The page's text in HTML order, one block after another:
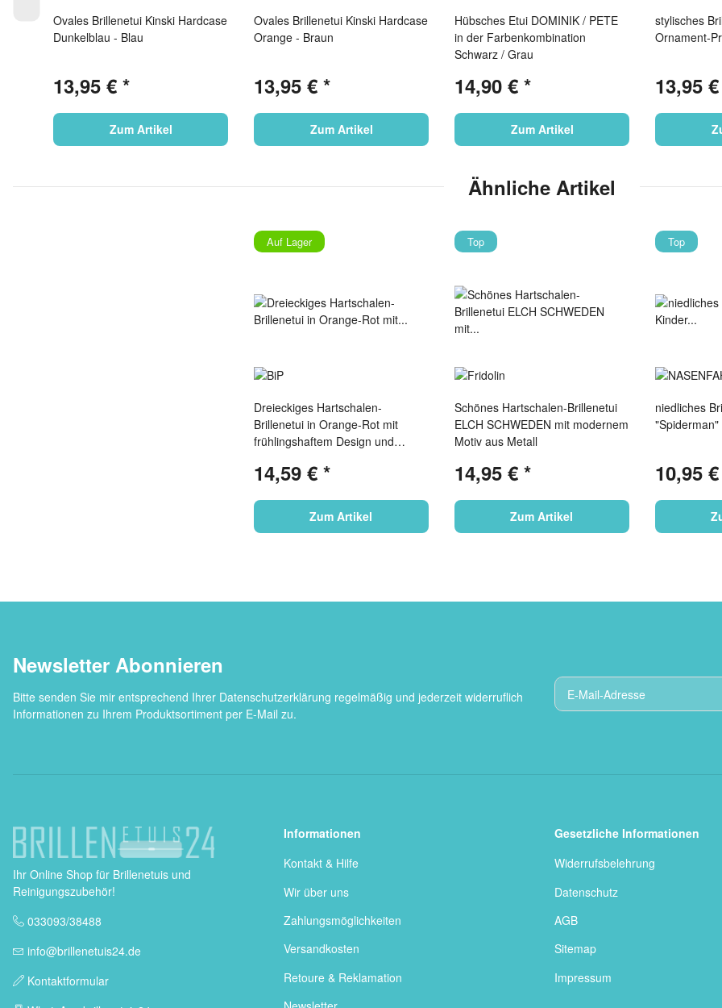
Ovales Brillenetui Kinski Hardcase
Dunkelblau - Blau
13,95 € *
Zum Artikel
Ovales Brillenetui Kinski Hardcase
Orange - Braun
13,95 € *
Zum Artikel
Hübsches Etui DOMINIK / PETE
in der Farbenkombination
Schwarz / Grau
14,90 € *
Zum Artikel
stylisches
13,95 €
Ähnliche Artikel
Auf Lager
Dreieckiges Hartschalen-
Brillenetui in Orange-Rot mit
frühlingshaftem Design und
"Norderney Charme"
14,59 € *
Zum Artikel
Top
Schönes Hartschalen-Brillenetui
ELCH SCHWEDEN mit modernem
Motiv aus Metall
14,95 € *
Zum Artikel
Top
niedliches
10,95 €
Newsletter Abonnieren
Bitte senden Sie mir entsprechend Ihrer Datenschutzerklärung regelmäßig und jederzeit widerruflich
Informationen zu Ihrem Produktsortiment per E-Mail zu.
Ihr Online Shop für Brillenetuis und
Reinigungszubehör!
033093/38488
info@brillenetuis24.de
Kontaktformular
Informationen
Kontakt & Hilfe
Wir über uns
Zahlungsmöglichkeiten
Versandkosten
Retoure & Reklamation
Gesetzliche Informationen
Widerrufsbelehrung
Datenschutz
AGB
Sitemap
Impressum